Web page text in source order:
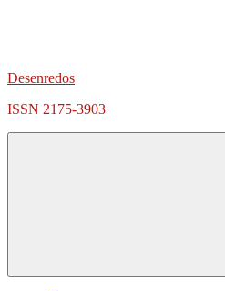
Desenredos
ISSN 2175-3903